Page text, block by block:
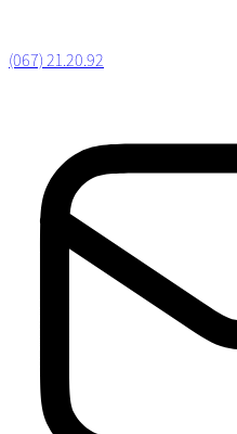
(067) 21.20.92